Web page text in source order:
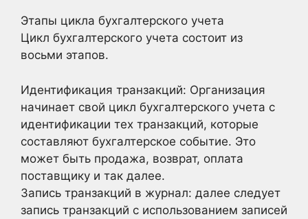
Этапы цикла бухгалтерского учета
Цикл бухгалтерского учета состоит из
восьми этапов.
Идентификация транзакций: Организация
начинает свой цикл бухгалтерского учета с
идентификации тех транзакций, которые
составляют бухгалтерское событие. Это
может быть продажа, возврат, оплата
поставщику и так далее.
Запись транзакций в журнал: далее следует
запись транзакций с использованием записей